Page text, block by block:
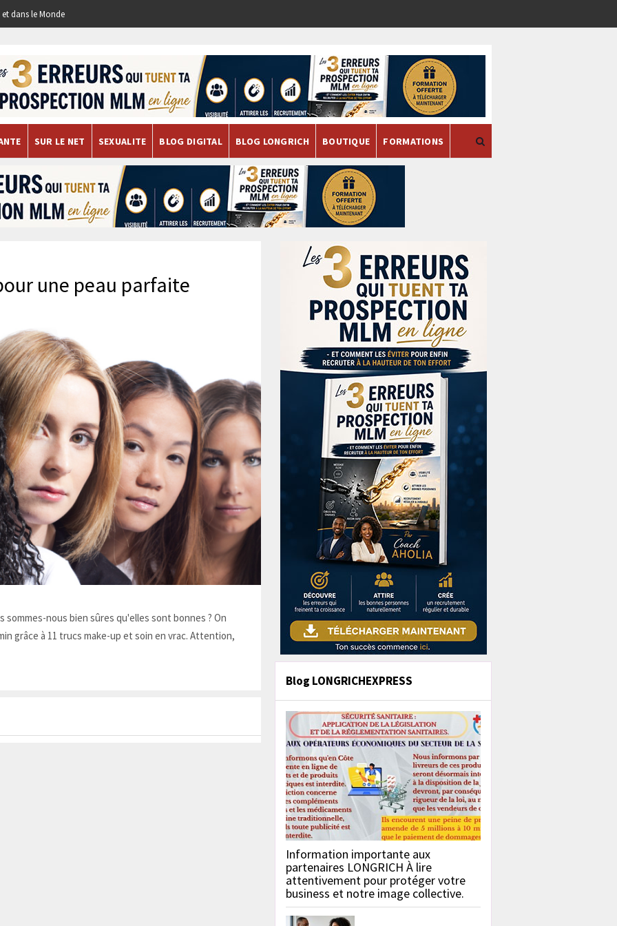
dans le Monde
SUR LE NET SEXUALITE BLOG DIGITAL BLOG LONGRICH BOUTIQUE FORMATIONS
une peau parfaite
nous bien sûres qu'elles sont bonnes ? On
grâce à 11 trucs make-up et soin en vrac. Attention,
Blog LONGRICHEXPRESS
Information importante aux
partenaires LONGRICH À lire
attentivement pour protéger votre
business et notre image collective.